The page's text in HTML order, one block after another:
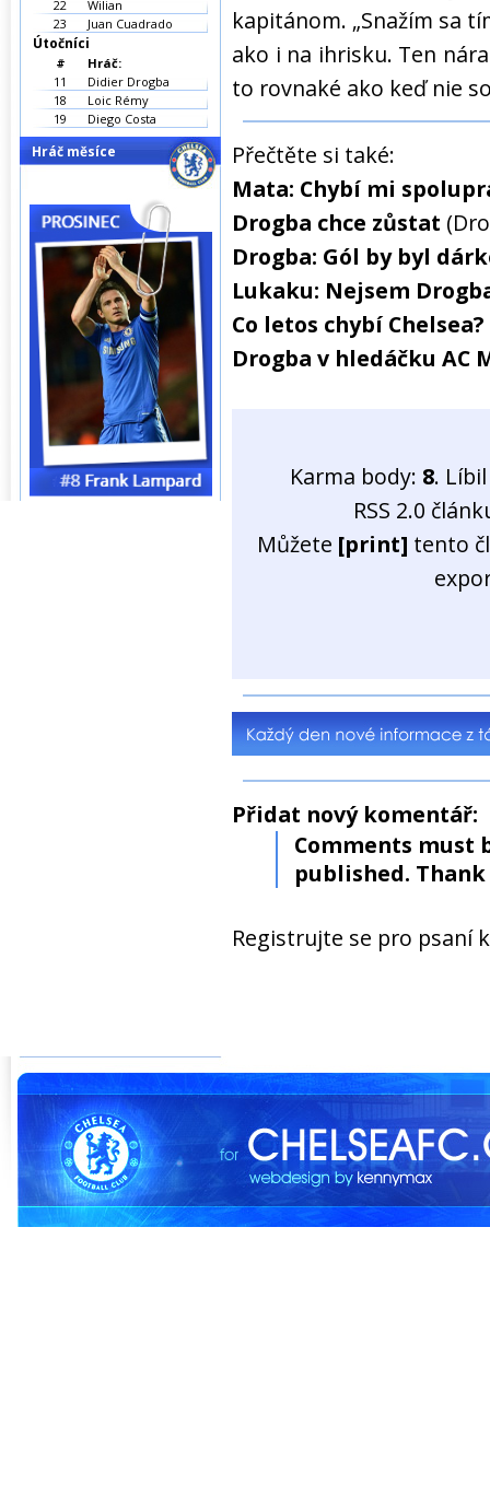
kapitánom. „Snažím sa
ako i na ihrisku. Ten
to rovnaké ako keď nie
Přečtěte si také:
Mata: Chybí mi
Drogba chce zůstat
Drogba: Gól by byl
Lukaku: Nejsem
Co letos chybí Chelsea?
Drogba v hledáčku AC
Karma body: 8.
RSS 2.0
Můžete [print] tento
Přidat nový komentář:
Comments must
published. Thank
Registrujte se pro psaní
22
Wilian
23
Juan Cuadrado
Útočníci
#
Hráč:
11
Didier Drogba
18
Loic Rémy
19
Diego Costa
Hráč měsíce